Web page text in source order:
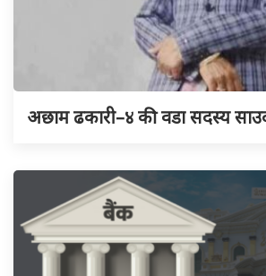
अछाम ढकारी–४ की वडा सदस्य